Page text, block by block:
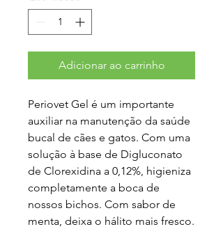
Adicionar ao carrinho
Periovet Gel é um importante
auxiliar na manutenção da saúde
bucal de cães e gatos. Com uma
solução à base de Digluconato
de Clorexidina a 0,12%, higieniza
completamente a boca de
nossos bichos. Com sabor de
menta, deixa o hálito mais fresco.